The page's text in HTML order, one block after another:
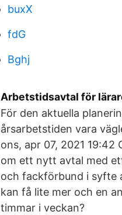
buxX
fdG
Bghj
Arbetstidsavtal för
För den aktuella
årsarbetstiden vara
ons, apr 07, 2021 19:42
om ett nytt avtal med
och fackförbund i syfte
kan få lite mer och en
timmar i veckan?